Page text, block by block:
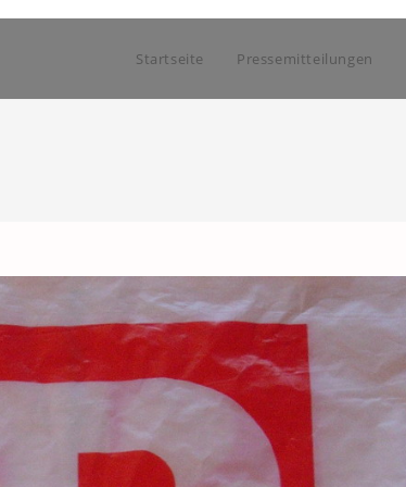
Startseite Pressemitteilungen